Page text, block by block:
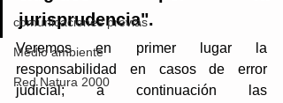
comunicaciones previas
Medio ambiente
Red Natura 2000
jurisprudencia".
Veremos en primer lugar la
responsabilidad en casos de error
judicial; a continuación las